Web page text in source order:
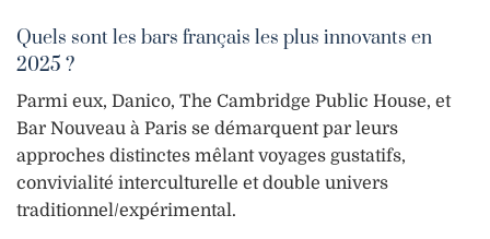
Quels sont les bars français les plus innovants en
2025 ?
Parmi eux, Danico, The Cambridge Public House, et
Bar Nouveau à Paris se démarquent par leurs
approches distinctes mêlant voyages gustatifs,
convivialité interculturelle et double univers
traditionnel/expérimental.